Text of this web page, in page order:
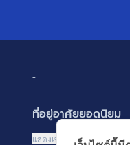
-
ที่อยู่อาศัยยอดนิยม
บ้านเดี่ยว
แสดงเพิ่มเติม